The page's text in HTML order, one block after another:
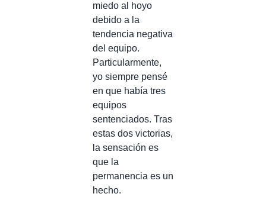
miedo al hoyo
debido a la
tendencia negativa
del equipo.
Particularmente,
yo siempre pensé
en que había tres
equipos
sentenciados. Tras
estas dos victorias,
la sensación es
que la
permanencia es un
hecho.